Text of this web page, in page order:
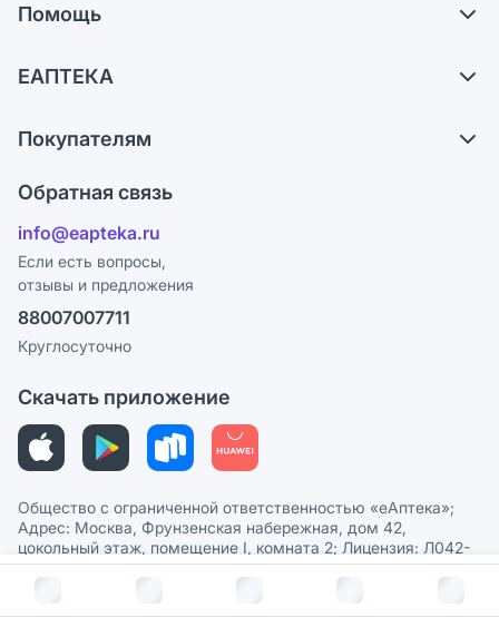
В корзину за руб.
Помощь
Самовывоз из аптек
Ответы на вопросы
Блог
ЕАПТЕКА
Карьера
Поставщики
Лицензия
Реклама на сайте
Ваши товары на ЕАПТЕКЕ
Покупателям
Программа СберСпасибо
Политика конфиденциальности
Пользовательское соглашение
Политика рекомендаций
Этика и соответствие
Политика в отношении обработки персональных данных
Обратная связь
info@eapteka.ru
Если есть вопросы,
отзывы и предложения
88007007711
Круглосуточно
Скачать приложение
Общество с ограниченной ответственностью «еАптека»;
Адрес: Москва, Фрунзенская набережная, дом 42,
цокольный этаж, помещение I, комната 2; Лицензия: Л042-
01177-91/00587270 от 09.12.2020 г.; ОГРН: 1147746631988,